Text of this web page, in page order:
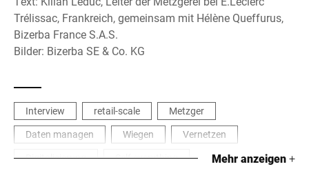
Trélissac, Frankreich, gemeinsam mit Hélène Queffurus,
Bizerba France S.A.S.
Bilder: Bizerba SE & Co. KG
Interview retail-scale
Metzger
Daten managen
Wiegen
Vernetzen
Digitalisierung
Self everything
Mehr anzeigen+